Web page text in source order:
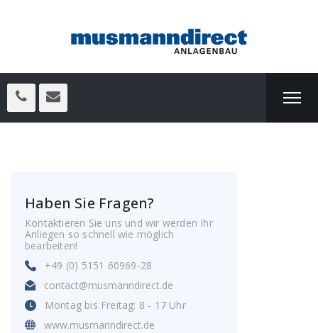
Haben Sie Fragen?
Kontaktieren Sie uns und wir werden Ihr
Anliegen so schnell wie möglich
bearbeiten!
+49 (0) 5151 60969-28
contact@musmanndirect.de
Montag bis Freitag: 8 - 17 Uhr
www.musmanndirect.de